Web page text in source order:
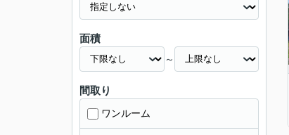
面積
～
間取り
ワンルーム